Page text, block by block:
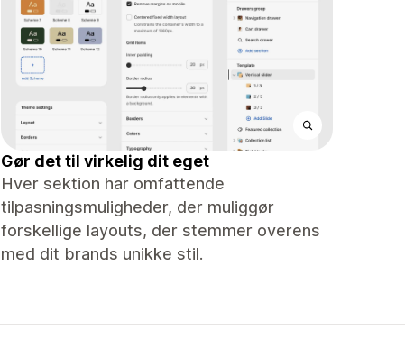
Gør det til virkelig dit eget
Hver sektion har omfattende
tilpasningsmuligheder, der muliggør
forskellige layouts, der stemmer overens
med dit brands unikke stil.